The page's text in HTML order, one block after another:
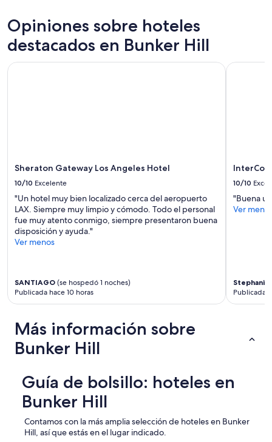
Opiniones sobre hoteles
destacados en Bunker Hill
Sheraton Gateway Los Angeles Hotel
10/10 Excelente
"Un hotel muy bien localizado cerca del aeropuerto
LAX. Siempre muy limpio y cómodo. Todo el personal
fue muy atento conmigo, siempre presentaron buena
disposición y ayuda."
Ver menos
SANTIAGO (se hospedó 1 noches)
Publicada hace 10 horas
Sheraton Gateway Los Angeles Hotel
10/10
"Buena
Ver
Stephanie
Publicada
Más información sobre
Bunker Hill
Guía de bolsillo: hoteles en
Bunker Hill
Contamos con la más amplia selección de hoteles en Bunker
Hill, así que estás en el lugar indicado.